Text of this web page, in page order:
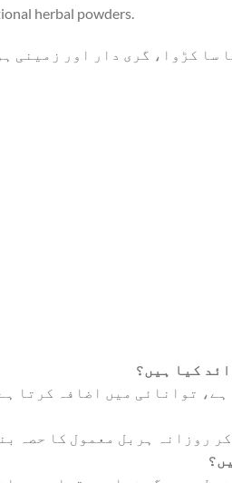
herbal powders.
سا کڑوا، گری دار اور زمینی
کیا ہیں؟
توانائی میں اضافہ کرتا
روزانہ ہربل معمول کا حصہ